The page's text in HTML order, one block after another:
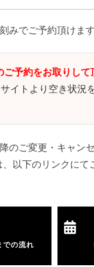
みでご予約頂けます
予約をお取りして
イトより空き状況
のご変更・キャン
以下のリンクにて
での流れ